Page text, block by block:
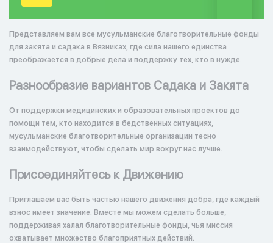
Представляем вам все мусульманские благотворительные фонды
для закята и садака в Вязниках, где сила нашего единства
преображается в добрые дела и поддержку тех, кто в нужде.
Разнообразие вариантов Садака и Закята
От поддержки медицинских и образовательных проектов до
помощи тем, кто находится в бедственных ситуациях,
мусульманские благотворительные организации тесно
взаимодействуют, чтобы сделать мир вокруг нас лучше.
Присоединяйтесь к Движению
Приглашаем вас быть частью нашего движения добра, где каждый
взнос имеет значение. Вместе мы можем сделать больше,
поддерживая халал благотворительные фонды, чья миссия
охватывает множество благоприятных действий.